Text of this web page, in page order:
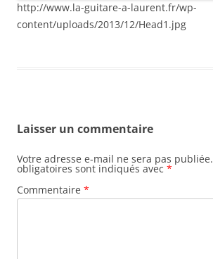
http://www.la-guitare-a-laurent.fr/wp-
content/uploads/2013/12/Head1.jpg
Laisser un commentaire
Votre adresse e-mail ne sera pas publiée.
obligatoires sont indiqués avec *
Commentaire *